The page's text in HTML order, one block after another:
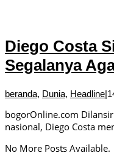
Diego Costa
Segalanya
beranda, Dunia, Headline|
bogorOnline.com
nasional, Diego Costa
No More Posts Available.